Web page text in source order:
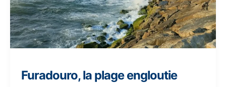
Furadouro, la plage engloutie